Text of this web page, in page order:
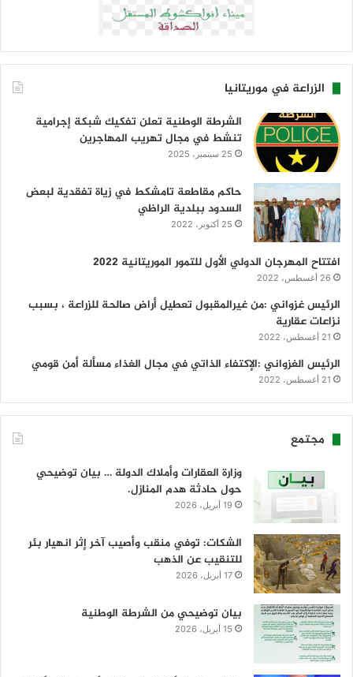
الزراعة في موريتانيا
الشرطة الوطنية تعلن تفكيك شبكة إجرامية
تنشط في مجال تهريب المهاجرين
25 سبتمبر، 2025
حاكم مقاطعة تامشكط في زياة تفقدية لبعض
السدود ببلدية الراظي
25 أكتوبر، 2022
افتتاح المهرجان الدولي الأول للتمور الموريتانية 2022
26 أغسطس، 2022
الرئيس غزواني :من غيرالمقبول تعطيل أراض صالحة للزراعة ، بسبب
نزاعات عقارية
21 أغسطس، 2022
الرئيس الغزواني :الإكتفاء الذاتي في مجال الغذاء مسألة أمن قومي
21 أغسطس، 2022
مجتمع
وزارة العقارات وأملاك الدولة … بيان توضيحي
حول حادثة هدم المنازل.
19 أبريل، 2026
الشكات: توفي منقب وأصيب آخر إثر انهيار بئر
للتنقيب عن الذهب
17 أبريل، 2026
بيان توضيحي من الشرطة الوطنية
15 أبريل، 2026